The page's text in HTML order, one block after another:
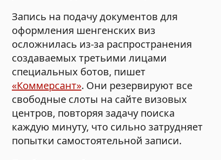
Запись на подачу документов для
оформления шенгенских виз
осложнилась из-за распространения
создаваемых третьими лицами
специальных ботов, пишет
«Коммерсант». Они резервируют все
свободные слоты на сайте визовых
центров, повторяя задачу поиска
каждую минуту, что сильно затрудняет
попытки самостоятельной записи.